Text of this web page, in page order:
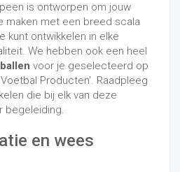
is ontworpen om jouw
maken met een breed scala
kunt ontwikkelen in elke
We hebben ook een heel
voor je geselecteerd op
Producten'. Raadpleeg
die bij elk van deze
begeleiding.
en wees